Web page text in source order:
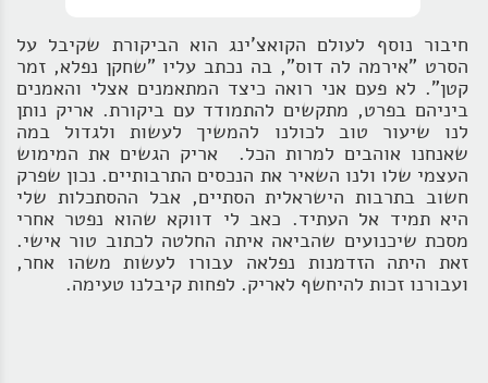
חיבור נוסף לעולם הקואצ'ינג הוא הביקורת שקיבל על
הסרט "אירמה לה דוס", בה נכתב עליו "שחקן נפלא, זמר
קטן". לא פעם אני רואה כיצד המתאמנים אצלי והאמנים
ביניהם בפרט, מתקשים להתמודד עם ביקורת. אריק נותן
לנו שיעור טוב לכולנו להמשיך לעשות ולגדול במה
שאנחנו אוהבים למרות הכל. אריק הגשים את המימוש
העצמי שלו ולנו השאיר את הנכסים התרבותיים. נכון שפרק
חשוב בתרבות הישראלית הסתיים, אבל ההסתכלות שלי
היא תמיד אל העתיד. כאב לי דווקא שהוא נפטר אחרי
מסכת שיכנועים שהביאה איתה החלטה לכתוב טור אישי.
זאת היתה הזדמנות נפלאה עבורו לעשות משהו אחר,
ועבורנו זכות להיחשף לאריק. לפחות קיבלנו טעימה.